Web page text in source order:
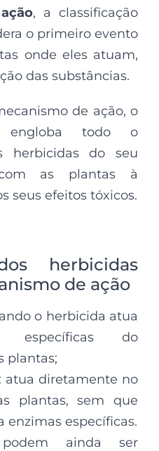
, a classificação
o primeiro evento
onde eles atuam,
das substâncias.
de ação, o
todo o
herbicidas do seu
as plantas à
seus efeitos tóxicos.
herbicidas
de ação
o herbicida atua
específicas do
plantas;
: atua diretamente no
plantas, sem que
enzimas específicas.
podem ainda ser